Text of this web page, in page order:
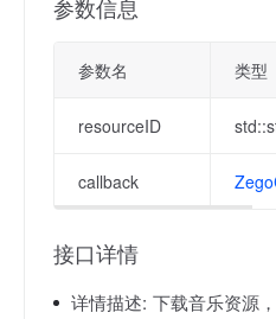
参数信息
参数名 类型
resourceID
callback
接口详情
详情描述: 下载音乐资源